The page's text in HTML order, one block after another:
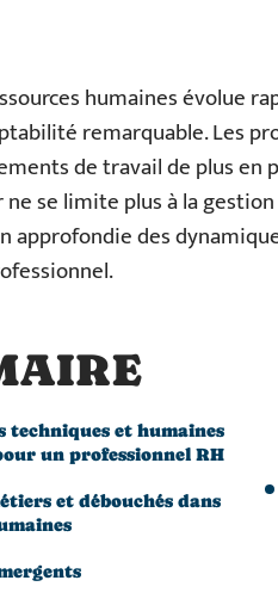
humaines évolue
remarquable. Les
de travail de plus
se limite plus à la
approfondie des
techniques et humaines
un professionnel RH
et débouchés dans